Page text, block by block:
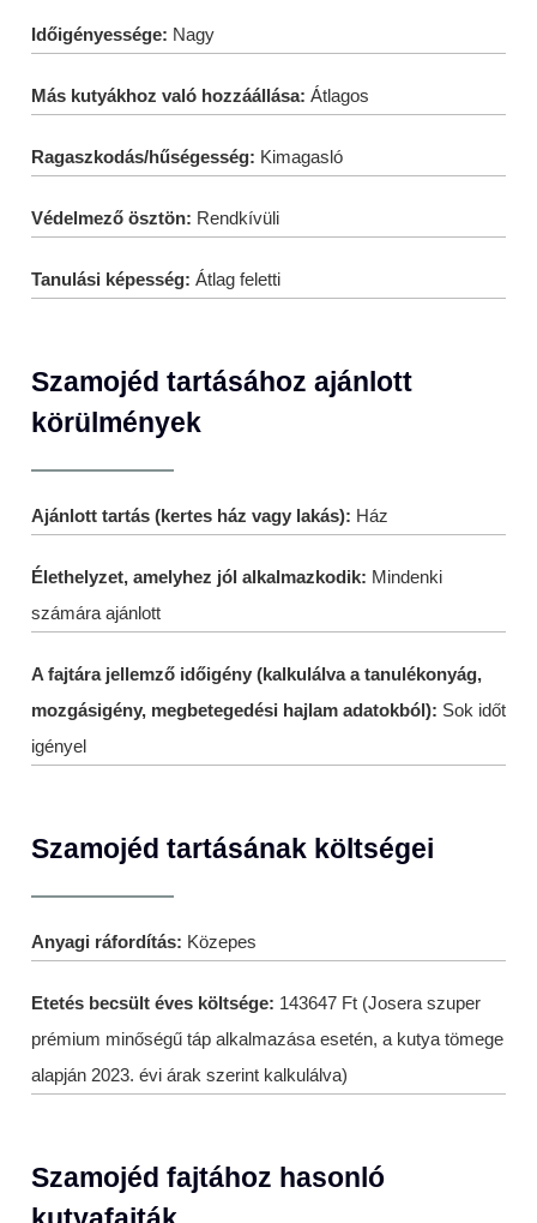
Időigényessége: Nagy
Más kutyákhoz való hozzáállása: Átlagos
Ragaszkodás/hűségesség: Kimagasló
Védelmező ösztön: Rendkívüli
Tanulási képesség: Átlag feletti
Szamojéd tartásához ajánlott
körülmények
Ajánlott tartás (kertes ház vagy lakás): Ház
Élethelyzet, amelyhez jól alkalmazkodik: Mindenki
számára ajánlott
A fajtára jellemző időigény (kalkulálva a tanulékonyág,
mozgásigény, megbetegedési hajlam adatokból): Sok időt
igényel
Szamojéd tartásának költségei
Anyagi ráfordítás: Közepes
Etetés becsült éves költsége: 143647 Ft (Josera szuper
prémium minőségű táp alkalmazása esetén, a kutya tömege
alapján 2023. évi árak szerint kalkulálva)
Szamojéd fajtához hasonló